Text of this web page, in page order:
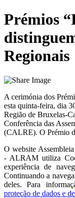
Prémios
Regionais
A cerimónia dos
esta quinta-feira, dia
Região de Bruxelas-
Conferência das
(CALRE). O Prémio
O website
- ALRAM utiliza
experiência de
Continuando a
deles. Para
proteção de dados e